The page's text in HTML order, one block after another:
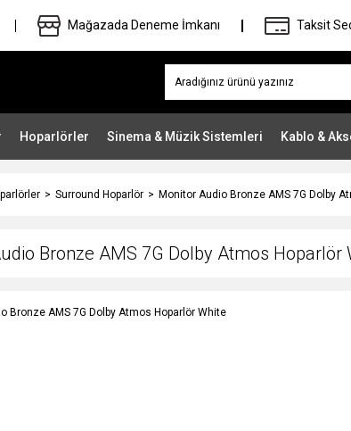
Mağazada Deneme İmkanı Taksit
Hoparlörler Sinema & Müzik Sistemleri Kablo &
Surround Hoparlör Monitor Audio Bronze AMS 7G Dolby
Bronze AMS 7G Dolby Atmos Hoparlör